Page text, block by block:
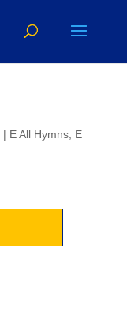
| E All Hymns, E